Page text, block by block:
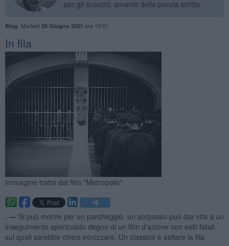
per gli scacchi; amante della parola scritta
Blog Martedì 29 Giugno 2021 ore 19:01
In fila
Immagine tratta dal film "Metropolis"
. — Si può morire per un parcheggio, un sorpasso può dar vita a un
inseguimento spericolato degno di un film d’azione con esiti fatali
sui quali sarebbe cinico ironizzare. Un classico è saltare la fila.